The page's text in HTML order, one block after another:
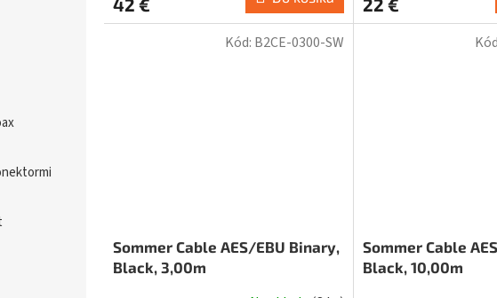
42 € 22 €
Sommer Cable AES/EBU Binary,
Black, 3,00m
Kód: B2CE-0300-SW
Sommer Cable
Black, 10,00m